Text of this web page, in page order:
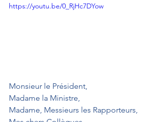
https://youtu.be/0_RjHc7DYow
Monsieur le Président,
Madame la Ministre,
Madame, Messieurs les Rapporteurs,